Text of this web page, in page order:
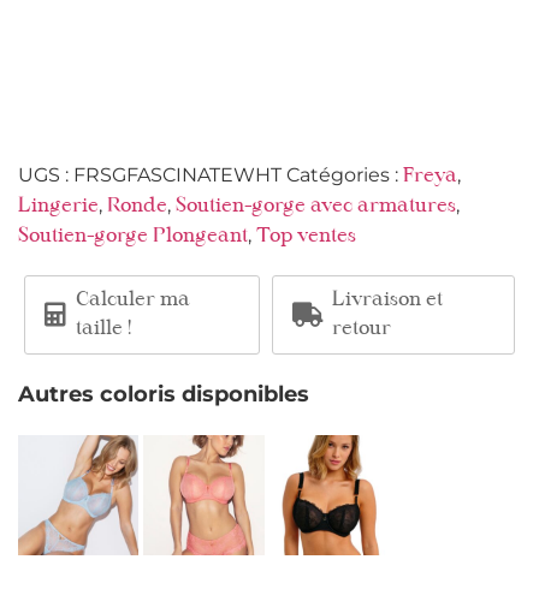
UGS : FRSGFASCINATEWHT Catégories : Freya,
Lingerie, Ronde, Soutien-gorge avec armatures,
Soutien-gorge Plongeant, Top ventes
Calculer ma
taille !
Livraison et
retour
Autres coloris disponibles